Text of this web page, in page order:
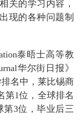
关的学习内容，
现的各种问题制
泰晤士高等教
华尔街日报》
名中，莱比锡商
第1位，全球排名
第3位，毕业后三